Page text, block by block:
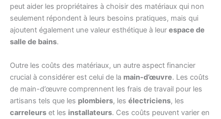
peut aider les propriétaires à choisir des matériaux qui non
seulement répondent à leurs besoins pratiques, mais qui
ajoutent également une valeur esthétique à leur espace de
salle de bains.
Outre les coûts des matériaux, un autre aspect financier
crucial à considérer est celui de la main-d’œuvre. Les coûts
de main-d’œuvre comprennent les frais de travail pour les
artisans tels que les plombiers, les électriciens, les
carreleurs et les installateurs. Ces coûts peuvent varier en